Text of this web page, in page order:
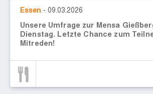
Essen - 09.03.2026
Unsere Umfrage zur Mensa
Dienstag. Letzte Chance zum
Mitreden!